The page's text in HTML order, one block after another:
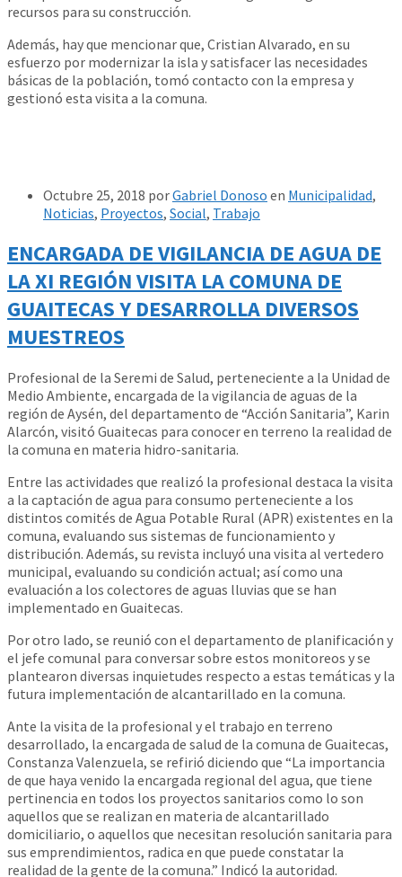
recursos para su construcción.
Además, hay que mencionar que, Cristian Alvarado, en su
esfuerzo por modernizar la isla y satisfacer las necesidades
básicas de la población, tomó contacto con la empresa y
gestionó esta visita a la comuna.
Octubre 25, 2018 porGabriel Donoso en Municipalidad,
Noticias, Proyectos, Social, Trabajo
ENCARGADA DE VIGILANCIA DE AGUA DE
LA XI REGIÓN VISITA LA COMUNA DE
GUAITECAS Y DESARROLLA DIVERSOS
MUESTREOS
Profesional de la Seremi de Salud, perteneciente a la Unidad de
Medio Ambiente, encargada de la vigilancia de aguas de la
región de Aysén, del departamento de “Acción Sanitaria”, Karin
Alarcón, visitó Guaitecas para conocer en terreno la realidad de
la comuna en materia hidro-sanitaria.
Entre las actividades que realizó la profesional destaca la visita
a la captación de agua para consumo perteneciente a los
distintos comités de Agua Potable Rural (APR) existentes en la
comuna, evaluando sus sistemas de funcionamiento y
distribución. Además, su revista incluyó una visita al vertedero
municipal, evaluando su condición actual; así como una
evaluación a los colectores de aguas lluvias que se han
implementado en Guaitecas.
Por otro lado, se reunió con el departamento de planificación y
el jefe comunal para conversar sobre estos monitoreos y se
plantearon diversas inquietudes respecto a estas temáticas y la
futura implementación de alcantarillado en la comuna.
Ante la visita de la profesional y el trabajo en terreno
desarrollado, la encargada de salud de la comuna de Guaitecas,
Constanza Valenzuela, se refirió diciendo que “La importancia
de que haya venido la encargada regional del agua, que tiene
pertinencia en todos los proyectos sanitarios como lo son
aquellos que se realizan en materia de alcantarillado
domiciliario, o aquellos que necesitan resolución sanitaria para
sus emprendimientos, radica en que puede constatar la
realidad de la gente de la comuna.” Indicó la autoridad.